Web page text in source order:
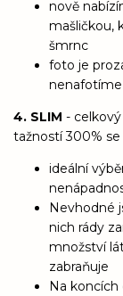
nově
mašličkou,
šmrnc
foto je
4. SLIM -
tažností 300%
ideální
Nevhodné
nich rády
množství
zabraňuje
Na